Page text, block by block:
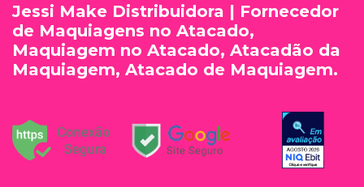
Jessi Make Distribuidora | Fornecedor
de Maquiagens no Atacado,
Maquiagem no Atacado, Atacadão da
Maquiagem, Atacado de Maquiagem.